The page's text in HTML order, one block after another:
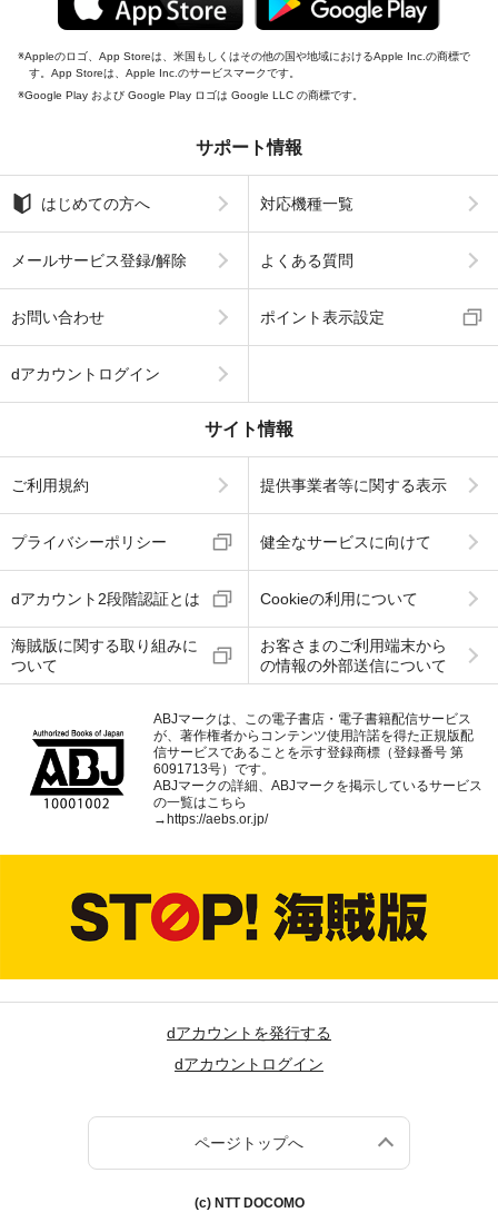
Appleのロゴ、App Storeは、米国もしくはその他の国や地域におけるApple Inc.の商標で
す。App Storeは、Apple Inc.のサービスマークです。
Google Play および Google Play ロゴは Google LLC の商標です。
サポート情報
はじめての方へ 対応機種一覧
メールサービス登録/解除 よくある質問
お問い合わせ ポイント表示設定
dアカウントログイン
サイト情報
ご利用規約 提供事業者等に関する表示
プライバシーポリシー 健全なサービスに向けて
dアカウント2段階認証とは Cookieの利用について
海賊版に関する取り組みに
ついて
お客さまのご利用端末から
の情報の外部送信について
ABJマークは、この電子書店・電子書籍配信サービス
が、著作権者からコンテンツ使用許諾を得た正規版配
信サービスであることを示す登録商標（登録番号 第
6091713号）です。
ABJマークの詳細、ABJマークを掲示しているサービス
の一覧はこちら
→https://aebs.or.jp/
dアカウントを発行する
dアカウントログイン
ページトップへ
(c) NTT DOCOMO